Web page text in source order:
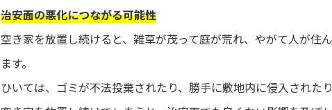
治安面の悪化につながる可能性
空き家を放置し続けると、雑草が茂って庭が荒れ、やがて人が住
ます。
ひいては、ゴミが不法投棄されたり、勝手に敷地内に侵入された